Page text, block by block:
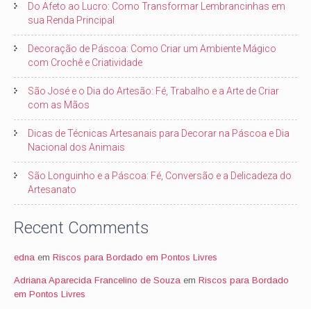
Do Afeto ao Lucro: Como Transformar Lembrancinhas em
sua Renda Principal
Decoração de Páscoa: Como Criar um Ambiente Mágico
com Crochê e Criatividade
São José e o Dia do Artesão: Fé, Trabalho e a Arte de Criar
com as Mãos
Dicas de Técnicas Artesanais para Decorar na Páscoa e Dia
Nacional dos Animais
São Longuinho e a Páscoa: Fé, Conversão e a Delicadeza do
Artesanato
Recent Comments
edna em Riscos para Bordado em Pontos Livres
Adriana Aparecida Francelino de Souza em Riscos para Bordado
em Pontos Livres